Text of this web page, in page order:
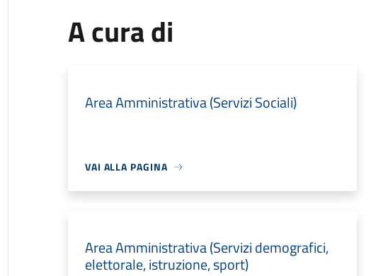
A cura di
Area Amministrativa (Servizi Sociali)
VAI ALLA PAGINA
Area Amministrativa (Servizi demografici,
elettorale, istruzione, sport)